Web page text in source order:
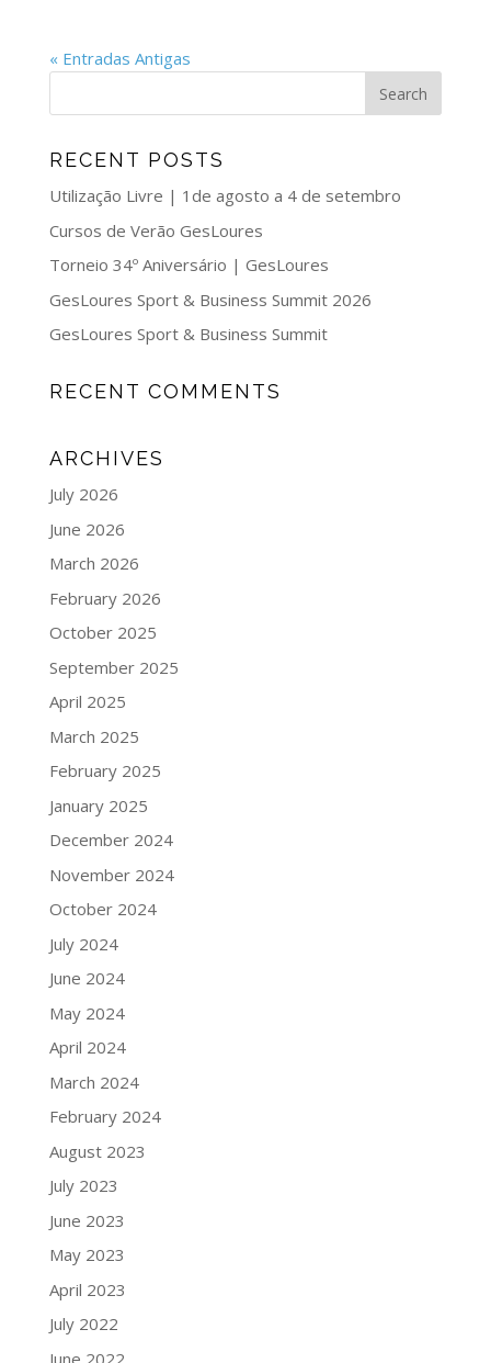
« Entradas Antigas
RECENT POSTS
Utilização Livre | 1de agosto a 4 de setembro
Cursos de Verão GesLoures
Torneio 34º Aniversário | GesLoures
GesLoures Sport & Business Summit 2026
GesLoures Sport & Business Summit
RECENT COMMENTS
ARCHIVES
July 2026
June 2026
March 2026
February 2026
October 2025
September 2025
April 2025
March 2025
February 2025
January 2025
December 2024
November 2024
October 2024
July 2024
June 2024
May 2024
April 2024
March 2024
February 2024
August 2023
July 2023
June 2023
May 2023
April 2023
July 2022
June 2022